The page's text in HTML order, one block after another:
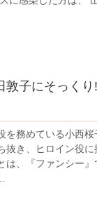
敦子にそっく
を務めている小西
抜き、ヒロイン役
は、『ファンシー